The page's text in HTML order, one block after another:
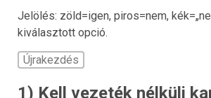
Jelölés: zöld=igen, piros=nem,
kiválasztott opció.
Újrakezdés
1) Kell vezeték nélküli